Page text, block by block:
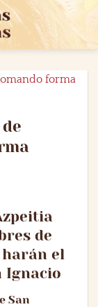
de
el
Ignacio
San